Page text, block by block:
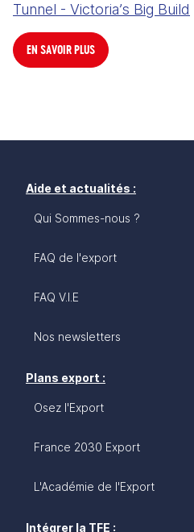
Tunnel - Victoria’s Big Build
EN SAVOIR PLUS
Aide et actualités :
Qui Sommes-nous ?
FAQ de l'export
FAQ V.I.E
Nos newsletters
Plans export :
Osez l'Export
France 2030 Export
L'Académie de l'Export
Intégrer la TFE :